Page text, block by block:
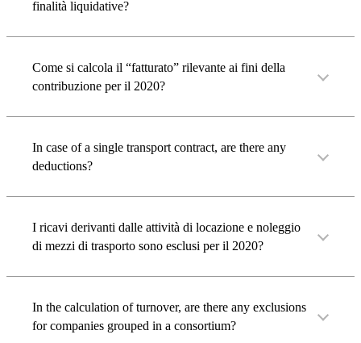
finalità liquidative?
Come si calcola il “fatturato” rilevante ai fini della
contribuzione per il 2020?
In case of a single transport contract, are there any
deductions?
I ricavi derivanti dalle attività di locazione e noleggio
di mezzi di trasporto sono esclusi per il 2020?
In the calculation of turnover, are there any exclusions
for companies grouped in a consortium?